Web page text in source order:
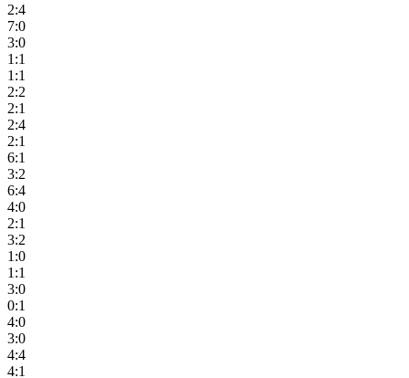
2:4
7:0
3:0
1:1
1:1
2:2
2:1
2:4
2:1
6:1
3:2
6:4
4:0
2:1
3:2
1:0
1:1
3:0
0:1
4:0
3:0
4:4
4:1